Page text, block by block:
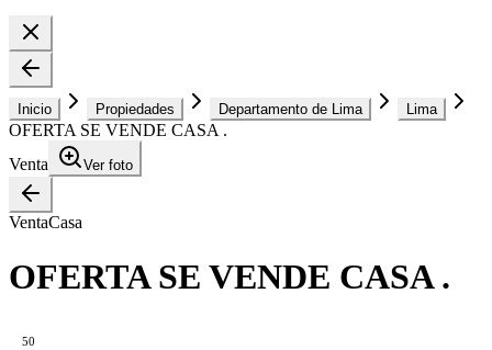
Inicio Propiedades Departamento de Lima Lima
OFERTA SE VENDE CASA .
Venta
Ver foto
VentaCasa
OFERTA SE VENDE CASA .
50